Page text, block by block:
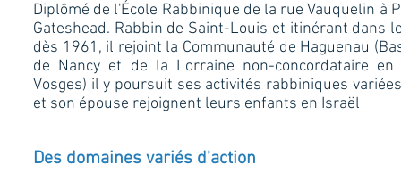
Diplômé de l'École Rabbinique de la rue Vauquelin à
Gateshead. Rabbin de Saint-Louis et itinérant dans
dès 1961, il rejoint la Communauté de Haguenau
de Nancy et de la Lorraine non-concordataire
Vosges) il y poursuit ses activités rabbiniques
et son épouse rejoignent leurs enfants en Israël
Des domaines variés d'action